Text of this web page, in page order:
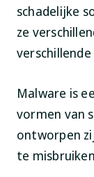
schadelijke
ze
Malware is
vormen van
ontworpen
te